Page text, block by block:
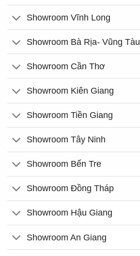
Showroom Vĩnh Long
Showroom Bà Rịa- Vũng Tàu
Showroom Cần Thơ
Showroom Kiên Giang
Showroom Tiền Giang
Showroom Tây Ninh
Showroom Bến Tre
Showroom Đồng Tháp
Showroom Hậu Giang
Showroom An Giang